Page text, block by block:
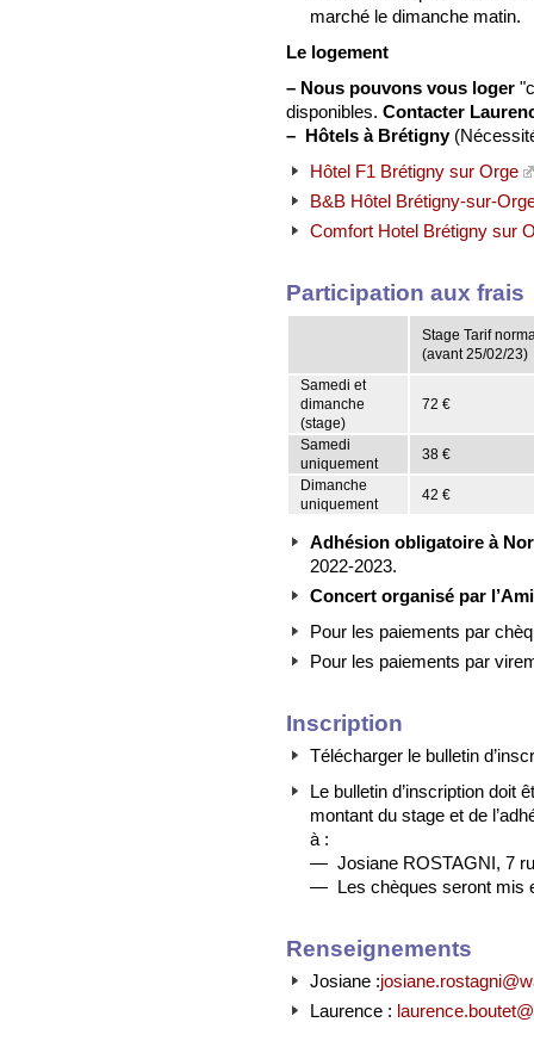
marché le dimanche matin.
Le logement
– Nous pouvons vous loger
disponibles. Contacter
– Hôtels à Brétigny
Hôtel F1 Brétigny sur Orge
B&B Hôtel Brétigny-sur-
Comfort Hotel Brétigny sur
Participation aux frais
Stage Tarif
(avant 25/02/23)
Samedi et
dimanche
(stage)
72 €
Samedi
uniquement
38 €
Dimanche
uniquement
42 €
Adhésion obligatoire à
2022-2023.
Concert organisé par
Pour les paiements par
Pour les paiements par
Inscription
Télécharger le bulletin
Le bulletin d’inscription doit
montant du stage et de
à :
— Josiane ROSTAGNI, 7
— Les chèques seront mis
Renseignements
Josiane :
Laurence :